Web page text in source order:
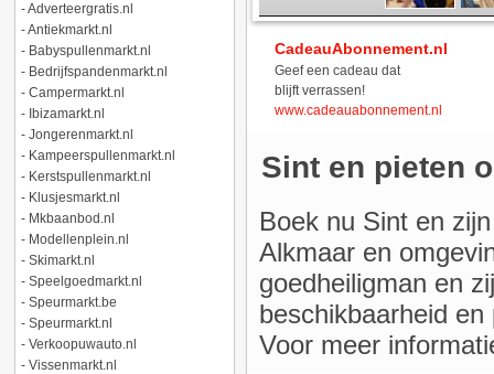
-Adverteergratis.nl
-Antiekmarkt.nl
- Babyspullenmarkt.nl
- Bedrijfspandenmarkt.nl
- Campermarkt.nl
- Ibizamarkt.nl
- Jongerenmarkt.nl
- Kampeerspullenmarkt.nl
- Kerstspullenmarkt.nl
- Klusjesmarkt.nl
- Mkbaanbod.nl
- Modellenplein.nl
- Skimarkt.nl
- Speelgoedmarkt.nl
- Speurmarkt.be
- Speurmarkt.nl
- Verkoopuwauto.nl
- Vissenmarkt.nl
CadeauAbonnement.nl
Geef een cadeau dat
blijft verrassen!
www.cadeauabonnement.nl
Sint en pieten
Boek nu Sint en
Alkmaar en
goedheiligman en
beschikbaarheid en
Voor meer